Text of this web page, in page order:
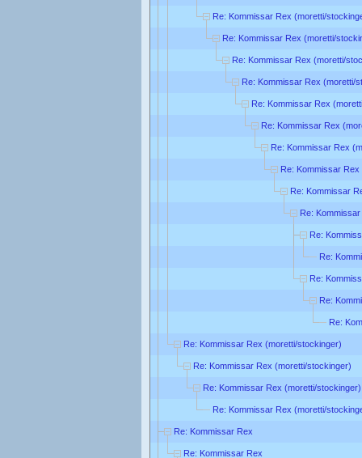
Re: Kommissar Rex (moretti/
Re: Kommissar Rex (moretti/
Re: Kommissar Rex (moretti/
Re: Kommissar Rex (moretti/
Re: Kommissar Rex
Re: Kommissar Rex
Re: Kommissar Rex
Re: Kommissar
Re: Kommissar
Re:
Re:
Re:
Re:
Re:
Re:
Re: Kommissar Rex (moretti/stockinger)
Re: Kommissar Rex (moretti/stockinger)
Re: Kommissar Rex (moretti/stockinger)
Re: Kommissar Rex (moretti/
Re: Kommissar Rex
Re: Kommissar Rex